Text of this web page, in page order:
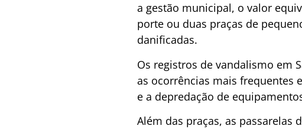
a gestão municipal, o valor
porte ou duas praças de
danificadas.
Os registros de vandalismo em
as ocorrências mais frequentes
e a depredação de
Além das praças, as passarelas